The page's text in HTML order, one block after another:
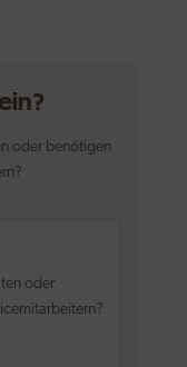
oder benötigen
oder